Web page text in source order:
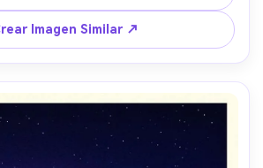
composición clásica de póster de
gráfico plano pero detallado, espacio
icono de mapa de ruta y fechas, lente
profundidad de campo, luz
suave --ar 4:5
Imagen Similar ↗